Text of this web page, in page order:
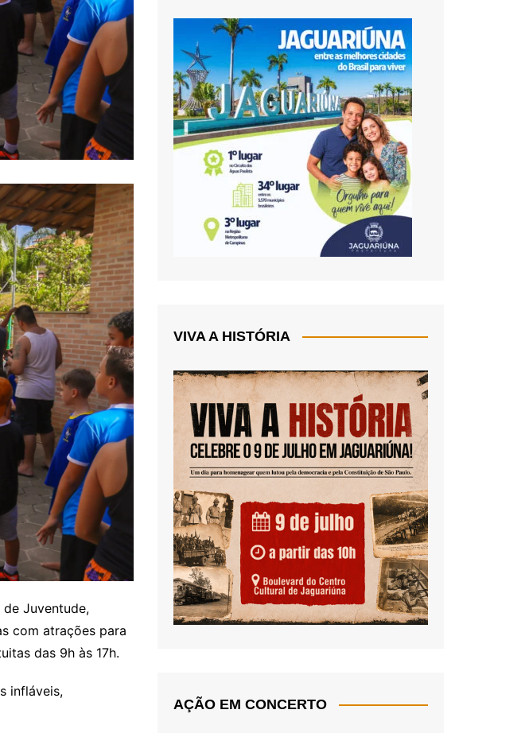
Juventude,
com atrações para
das 9h às 17h.
infláveis,
VIVA A HISTÓRIA
AÇÃO EM CONCERTO